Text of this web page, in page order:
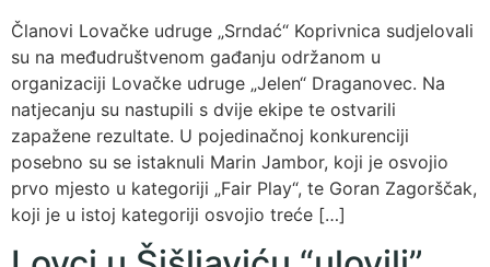
Članovi Lovačke udruge „Srndać“ Koprivnica sudjelovali
su na međudruštvenom gađanju održanom u
organizaciji Lovačke udruge „Jelen“ Draganovec. Na
natjecanju su nastupili s dvije ekipe te ostvarili
zapažene rezultate. U pojedinačnoj konkurenciji
posebno su se istaknuli Marin Jambor, koji je osvojio
prvo mjesto u kategoriji „Fair Play“, te Goran Zagorščak,
koji je u istoj kategoriji osvojio treće […]